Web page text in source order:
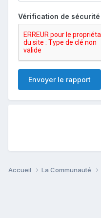
Vérification de sécurité
Envoyer le rapport
Accueil La Communauté